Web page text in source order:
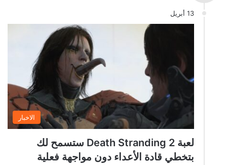
13 أبريل
الاخبار
لعبة Death Stranding 2 ستسمح لك
بتخطي قادة الأعداء دون مواجهة فعلية